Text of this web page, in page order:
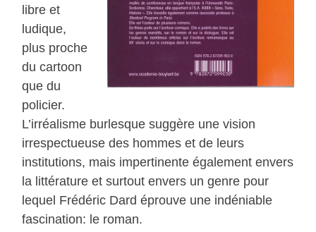
libre et
ludique,
plus proche
du cartoon
que du
policier.
L’irréalisme burlesque suggère une vision
irrespectueuse des hommes et de leurs
institutions, mais impertinente également envers
la littérature et surtout envers un genre pour
lequel Frédéric Dard éprouve une indéniable
fascination: le roman.